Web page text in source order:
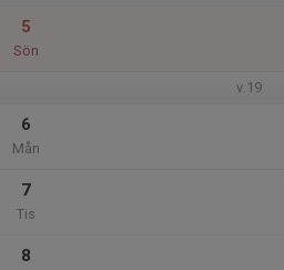
5
Sön
v.19
6
Mån
7
Tis
8